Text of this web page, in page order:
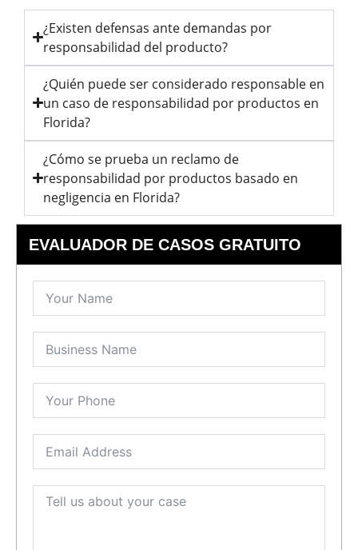
¿Existen defensas ante demandas por
responsabilidad del producto?
¿Quién puede ser considerado responsable en
un caso de responsabilidad por productos en
Florida?
¿Cómo se prueba un reclamo de
responsabilidad por productos basado en
negligencia en Florida?
EVALUADOR DE CASOS GRATUITO